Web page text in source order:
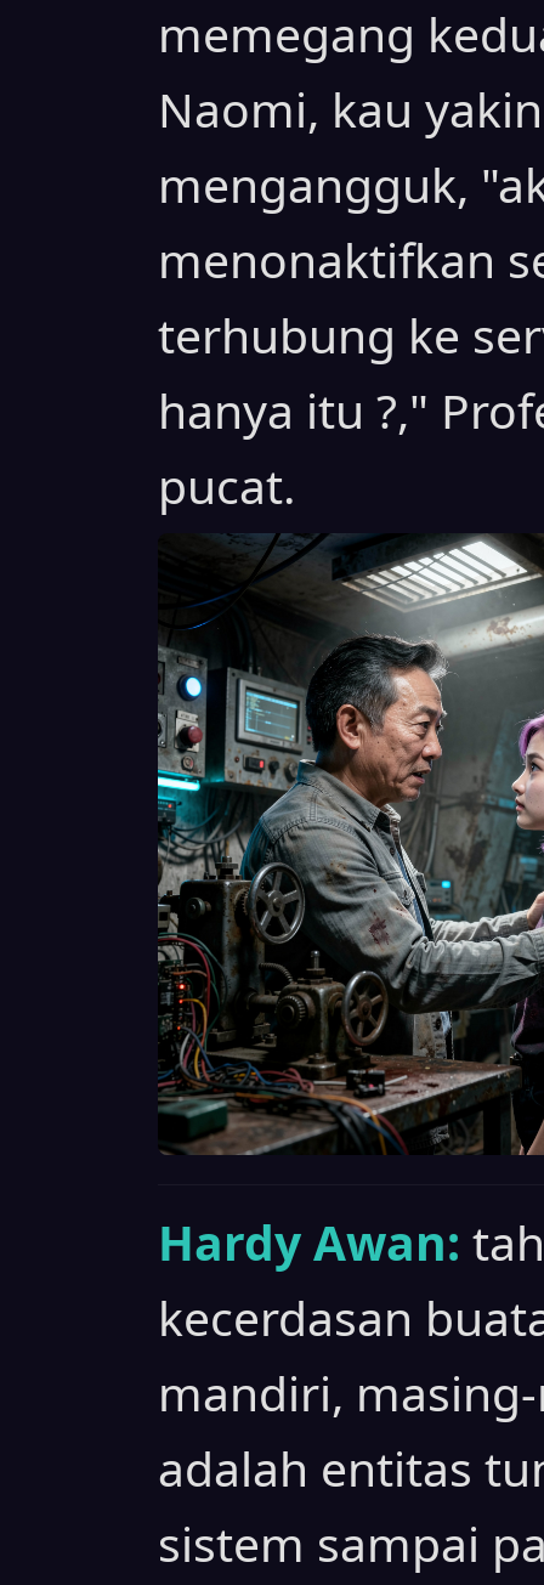
memegang
Naomi, kau
mengangguk,
menonaktifkan
terhubung ke
hanya itu ?,"
pucat.
Hardy Awan:
kecerdasan
mandiri,
adalah entitas
sistem sampai